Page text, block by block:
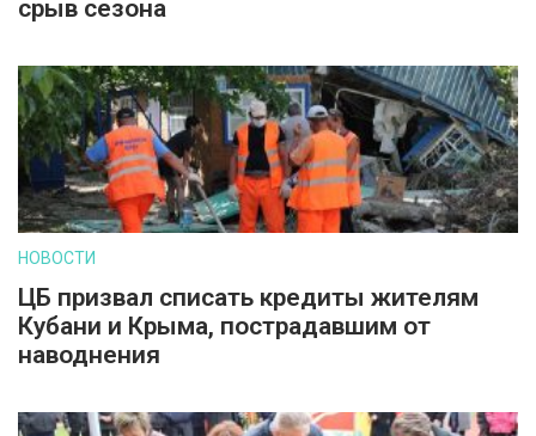
срыв сезона
НОВОСТИ
ЦБ призвал списать кредиты жителям
Кубани и Крыма, пострадавшим от
наводнения